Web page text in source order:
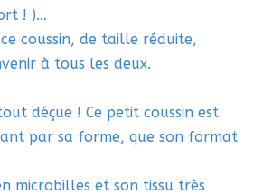
! )…
coussin, de taille réduite,
à tous les deux.
déçue ! Ce petit coussin est
par sa forme, que son format
microbilles et son tissu très